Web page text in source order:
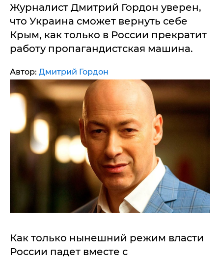
Журналист Дмитрий Гордон уверен,
что Украина сможет вернуть себе
Крым, как только в России прекратит
работу пропагандистская машина.
Автор: Дмитрий Гордон
Как только нынешний режим власти
России падет вместе с